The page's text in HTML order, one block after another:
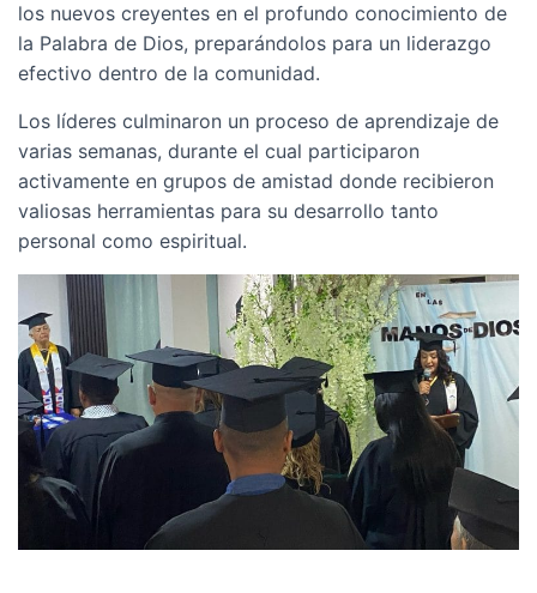
los nuevos creyentes en el profundo conocimiento de
la Palabra de Dios, preparándolos para un liderazgo
efectivo dentro de la comunidad.
Los líderes culminaron un proceso de aprendizaje de
varias semanas, durante el cual participaron
activamente en grupos de amistad donde recibieron
valiosas herramientas para su desarrollo tanto
personal como espiritual.